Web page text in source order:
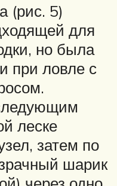
(рис. 5)
для
но была
при ловле с
леске
затем по
шарик